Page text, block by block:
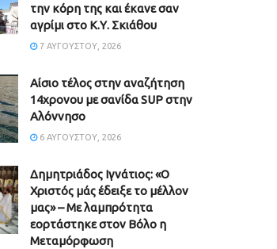
την κόρη της και έκανε σαν
αγρίμι στο Κ.Υ. Σκιάθου
7 ΑΥΓΟΎΣΤΟΥ, 2026
Αίσιο τέλος στην αναζήτηση
14χρονου με σανίδα SUP στην
Αλόννησο
6 ΑΥΓΟΎΣΤΟΥ, 2026
Δημητριάδος Ιγνάτιος: «Ο
Χριστός μάς έδειξε το μέλλον
μας» – Με λαμπρότητα
εορτάστηκε στον Βόλο η
Μεταμόρφωση